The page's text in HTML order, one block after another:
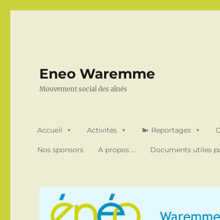
Eneo Waremme
Mouvement social des aînés
Accueil Activités Reportages
Nos sponsors A propos … Documents utiles